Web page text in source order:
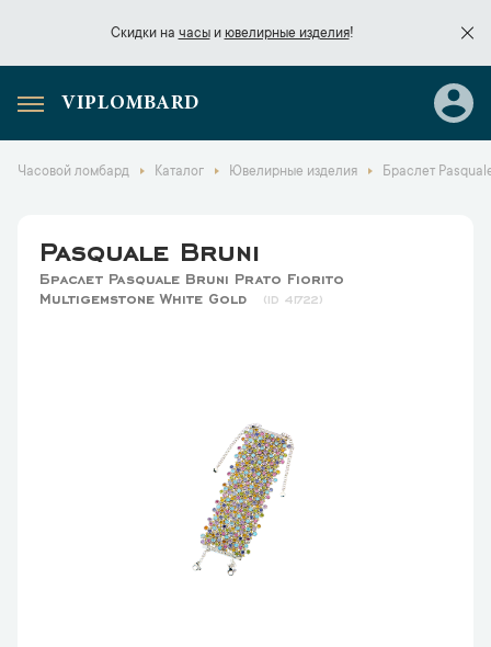
Скидки на часыи ювелирные изделия!
Скидки начасы
VIPLOMBARD
Часовой ломбард Каталог Ювелирные изделия Браслет
Pasquale Bruni
Браслет Pasquale Bruni Prato Fiorito
Multigemstone White Gold
41722